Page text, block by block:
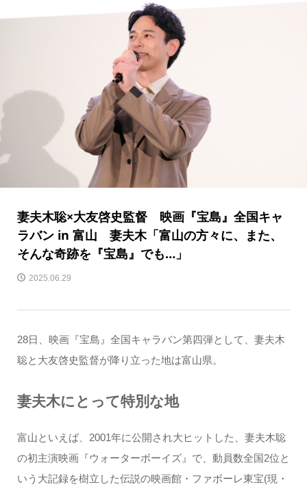
妻夫木聡×大友啓史監督 映画『宝島』全国キャ
ラバン in 富山 妻夫木「富山の方々に、また、
そんな奇跡を『宝島』でも…」
2025.06.29
28日、映画『宝島』全国キャラバン第四弾として、妻夫木
聡と大友啓史監督が降り立った地は富山県。
妻夫木にとって特別な地
富山といえば、2001年に公開され大ヒットした、妻夫木聡
の初主演映画『ウォーターボーイズ』で、動員数全国2位と
いう大記録を樹立した伝説の映画館・ファボーレ東宝(現・